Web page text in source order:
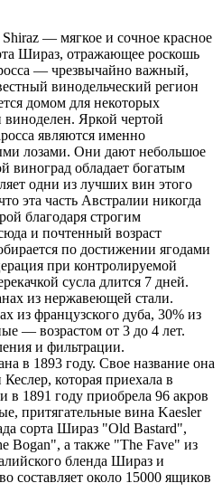
— мягкое и сочное красное
Шираз, отражающее роскошь
— чрезвычайно важный,
винодельческий регион
домом для некоторых
Яркой чертой
являются именно
лозами. Они дают небольшое
виноград обладает богатым
одни из лучших вин этого
эта часть Австралии никогда
благодаря строгим
и почтенный возраст
по достижении ягодами
при контролируемой
сусла длится 7 дней.
из нержавеющей стали.
из французского дуба, 30% из
— возрастом от 3 до 4 лет.
и фильтрации.
в 1893 году. Свое название она
которая приехала в
в 1891 году приобрела 96 акров
притягательные вина Kaesler
сорта Шираз "Old Bastard",
Bogan", а также "The Fave" из
бленда Шираз и
составляет около 15000 ящиков